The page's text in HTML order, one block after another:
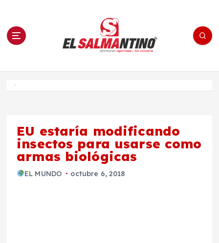
n El Salmantino - medios/noticias/editorial
EU estaría modificando
insectos para usarse como
armas biológicas
EL MUNDO octubre 6, 2018